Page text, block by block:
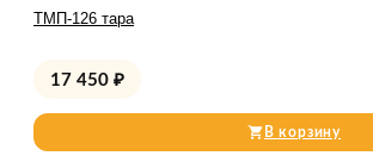
ТМП-126 тара
17 450 ₽
В корзину